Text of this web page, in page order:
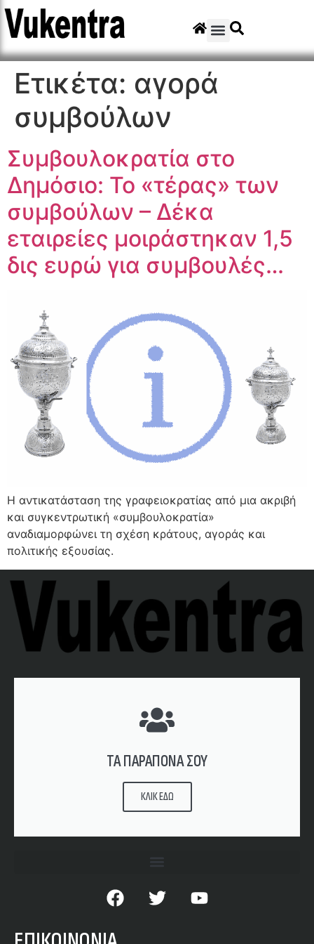
Ετικέτα: αγορά
συμβούλων
Συμβουλοκρατία στο
Δημόσιο: Το «τέρας» των
συμβούλων – Δέκα
εταιρείες μοιράστηκαν 1,5
δις ευρώ για συμβουλές…
Η αντικατάσταση της γραφειοκρατίας από μια ακριβή
και συγκεντρωτική «συμβουλοκρατία»
αναδιαμορφώνει τη σχέση κράτους, αγοράς και
πολιτικής εξουσίας.
ΤΑ ΠΑΡΑΠΟΝΑ ΣΟΥ
ΚΛΙΚ ΕΔΩ